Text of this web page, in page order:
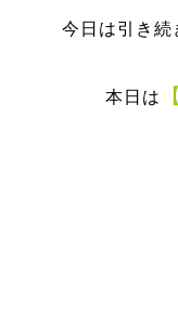
今日は引き続
本日は